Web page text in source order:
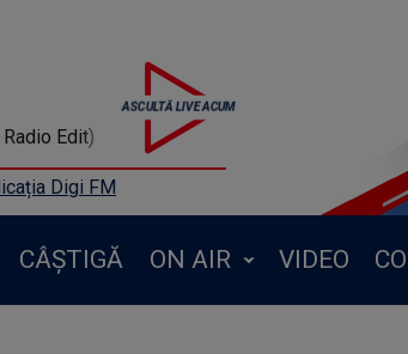
Edit)
Digi FM
CÂȘTIGĂ ON AIR VIDEO